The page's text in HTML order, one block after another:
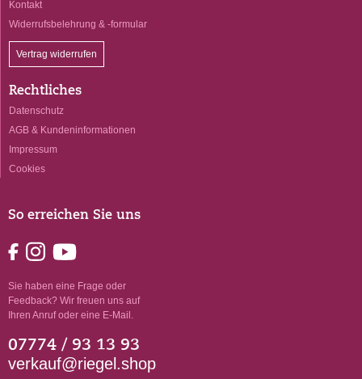
So erreichen Sie uns
Sie haben eine Frage oder
Feedback? Wir freuen uns auf
Ihren Anruf oder eine E-Mail.
07774 / 93 13 93
verkauf@riegel.shop
Kontakt
Widerrufsbelehrung & -formular
Vertrag widerrufen
Rechtliches
Datenschutz
AGB & Kundeninformationen
Impressum
Cookies